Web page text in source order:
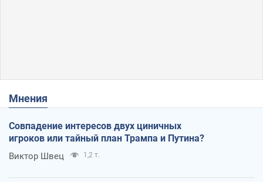
Мнения
Совпадение интересов двух циничных
игроков или тайный план Трампа и Путина?
Виктор Швец 1,2 т.